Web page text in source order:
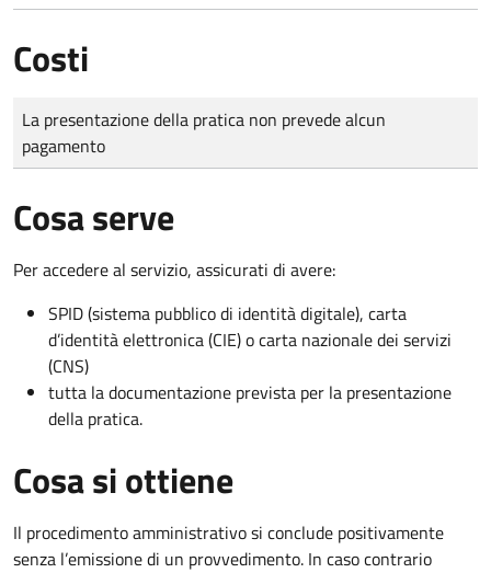
Costi
Tipo di pagamento
Importo
La presentazione della pratica non prevede alcun
pagamento
Cosa serve
Per accedere al servizio, assicurati di avere:
SPID (sistema pubblico di identità digitale), carta
d’identità elettronica (CIE) o carta nazionale dei servizi
(CNS)
tutta la documentazione prevista per la presentazione
della pratica.
Cosa si ottiene
Il procedimento amministrativo si conclude positivamente
senza l’emissione di un provvedimento. In caso contrario